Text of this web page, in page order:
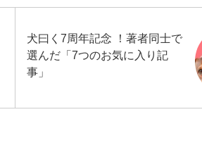
犬曰く7周年記念 ！著者同士で
選んだ「7つのお気に入り記
事」